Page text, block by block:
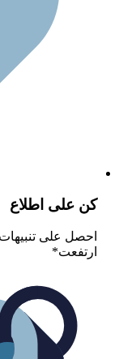
على اطلاع
على تنبيهات إذا